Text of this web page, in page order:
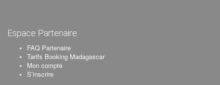
Espace Partenaire
FAQ Partenaire
Tarifs Booking Madagascar
Mon compte
S’inscrire